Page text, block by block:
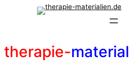
therapie-